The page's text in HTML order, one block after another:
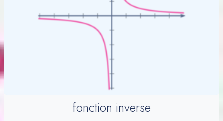
fonction inverse